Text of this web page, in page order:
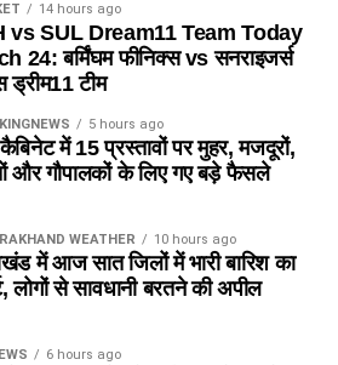
Dream11 Vice
सकता है?
Usman Tariq उपकप्तान के लिए अच्छे
मैच की लाइव स्ट्रीमिंग
लाइव स्ट्रीमिंग JioHotstar पर उपलब्ध
14 hours ago
vs SUL Dream11 Team Today
24: बर्मिंघम फीनिक्स vs सनराइजर्स
ड्रीम11 टीम
5 hours ago
कैबिनेट में 15 प्रस्तावों पर मुहर, मजदूरों,
और गौपालकों के लिए गए बड़े फैसले
WEATHER 10 hours ago
में आज सात जिलों में भारी बारिश का
लोगों से सावधानी बरतने की अपील
6 hours ago